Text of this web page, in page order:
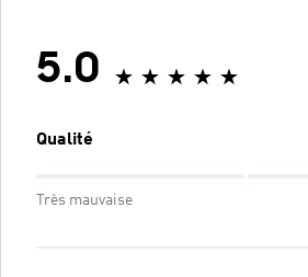
5.0
Qualité
Très mauvaise